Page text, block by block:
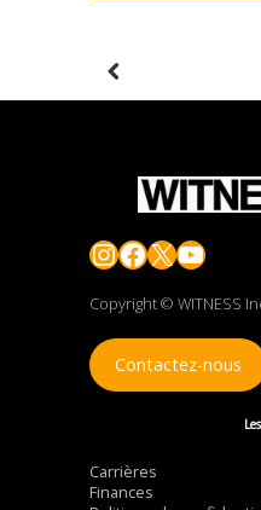
Instagram
Facebook
X
Copyright © WITNESS
Contactez-nous
Carrières
Finances